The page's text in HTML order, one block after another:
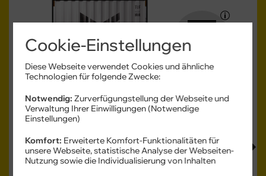
Produkt- und Sicherheitsinformationen
Cookie-Einstellungen
Diese Webseite verwendet Cookies und ähnliche
Technologien für folgende Zwecke:
Notwendig: Zurverfügungstellung der Webseite und
Verwaltung Ihrer Einwilligungen (Notwendige
Einstellungen)
Komfort: Erweiterte Komfort-Funktionalitäten für
unsere Webseite, statistische Analyse der Webseiten-
Nutzung sowie die Individualisierung von Inhalten